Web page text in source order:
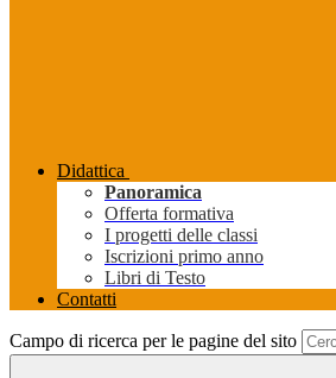
Didattica
Panoramica
Offerta formativa
I progetti delle classi
Iscrizioni primo anno
Libri di Testo
Contatti
Campo di ricerca per le pagine del sito